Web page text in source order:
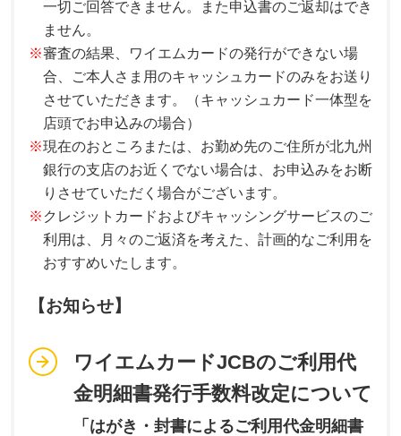
一切ご回答できません。また申込書のご返却はでき
ません。
※審査の結果、ワイエムカードの発行ができない場
合、ご本人さま用のキャッシュカードのみをお送り
させていただきます。（キャッシュカード一体型を
店頭でお申込みの場合）
※現在のおところまたは、お勤め先のご住所が北九州
銀行の支店のお近くでない場合は、お申込みをお断
りさせていただく場合がございます。
※ クレジットカードおよびキャッシングサービスのご
利用は、月々のご返済を考えた、計画的なご利用を
おすすめいたします。
【お知らせ】
ワイエムカードJCBのご利用代
金明細書発行手数料改定について
「はがき・封書によるご利用代金明細書